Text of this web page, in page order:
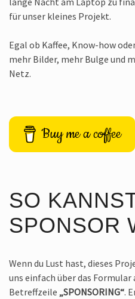
für unser kleines Projekt.
Egal ob Kaffee, Know-how
mehr Bilder, mehr Bulge und
Netz.
Buy me a coffee
SO
SPONSOR
Wenn du Lust hast, dieses
uns einfach über das Formular
Betreffzeile „SPONSORING“.